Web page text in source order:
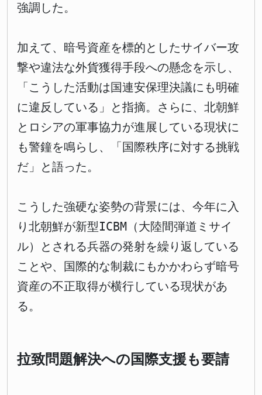
強調した。
加えて、暗号資産を標的としたサイバー攻
撃や違法な外貨獲得手段への懸念を示し、
「こうした活動は国連安保理決議にも明確
に違反している」と指摘。さらに、北朝鮮
とロシアの軍事協力が進展している現状に
も警鐘を鳴らし、「国際秩序に対する挑戦
だ」と語った。
こうした強硬な姿勢の背景には、今年に入
り北朝鮮が新型ICBM（大陸間弾道ミサイ
ル）とされる兵器の発射を繰り返している
ことや、国際的な制裁にもかかわらず暗号
資産の不正取得が横行している現状があ
る。
拉致問題解決への国際支援も要請